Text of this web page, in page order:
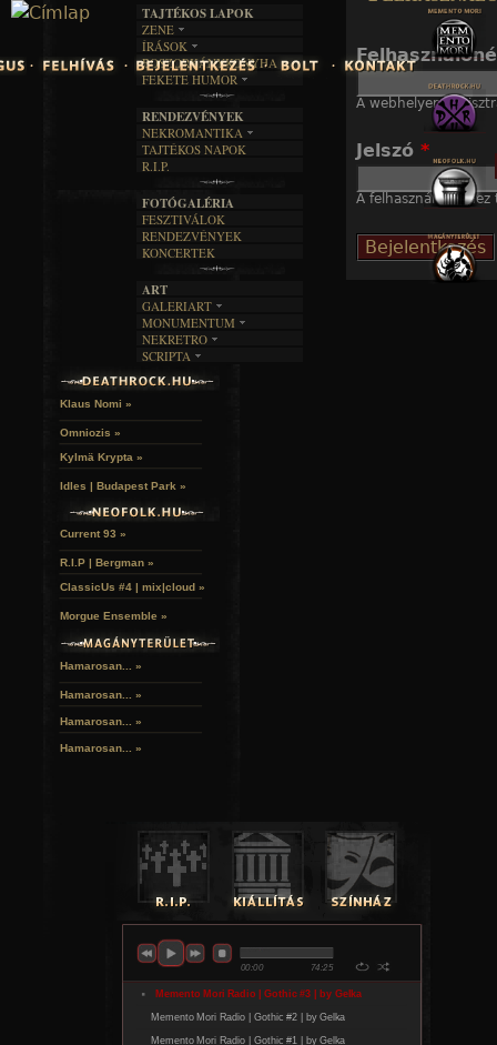
Jump to navigation
A webhelyen
Jelszó *
A felhasználónévhez
TAJTÉKOS LAPOK
ZENE
EGYÜTTESEK
INTERJÚK
FORDÍTÁSOK
DALSZÖVEGEK
ÍRÁSOK
IRODALOM
FILM
MŰVÉSZET
ÍRÁSTÖRTÉNET
BOSZORKÁNYKONYHA
FEKETE HUMOR
SZÖVEGES
RENDEZVÉNYEK
NEKROMANTIKA
AKTUÁLIS
A MÚLT
TAJTÉKOS NAPOK
R.I.P.
FOTÓGALÉRIA
FESZTIVÁLOK
RENDEZVÉNYEK
KONCERTEK
ART
GALERIART
ARTGALERI
KÉPREGÉNYEK
LAKÁSKULTS
MONUMENTUM
TEMETŐK
TEMPLOMOK
VÁRAK
NEKRETRO
SZUBKULT
FEKETE LYUK
SCRIPTA
NOVELLÁK
Klaus Nomi »
Omniozis »
Kylmä Krypta »
Idles | Budapest Park »
Current 93 »
R.I.P | Bergman »
ClassicUs #4 | mix|cloud »
Morgue Ensemble »
Hamarosan... »
Hamarosan... »
Hamarosan... »
Hamarosan... »